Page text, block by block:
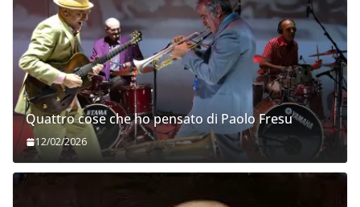
Quattro cose che ho pensato di Paolo Fresu
12/02/2026